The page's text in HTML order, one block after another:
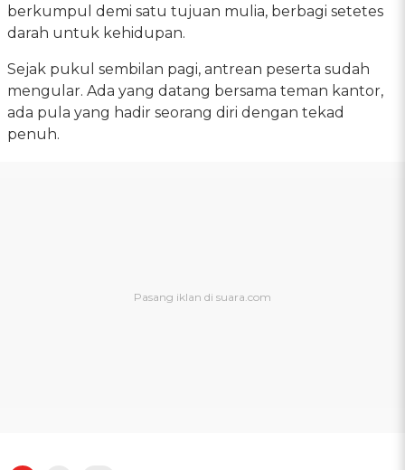
berkumpul demi satu tujuan mulia, berbagi setetes
darah untuk kehidupan.
Sejak pukul sembilan pagi, antrean peserta sudah
mengular. Ada yang datang bersama teman kantor,
ada pula yang hadir seorang diri dengan tekad
penuh.